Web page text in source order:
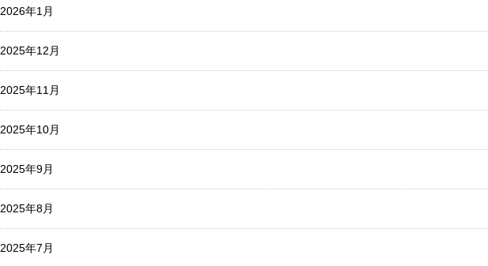
2026年1月
2025年12月
2025年11月
2025年10月
2025年9月
2025年8月
2025年7月